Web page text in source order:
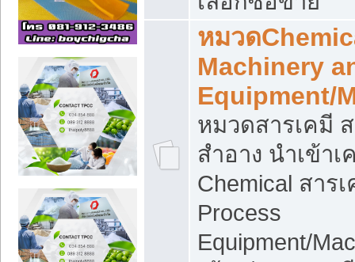
หมวด
Machinery
Equipment/
หมวดสารเคมี
สำอาง นำเข้
Chemical สาร
Process
Equipment/